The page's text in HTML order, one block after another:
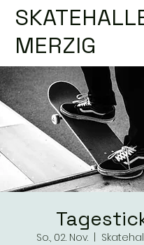
MERZIG
So., 02. Nov.
  |